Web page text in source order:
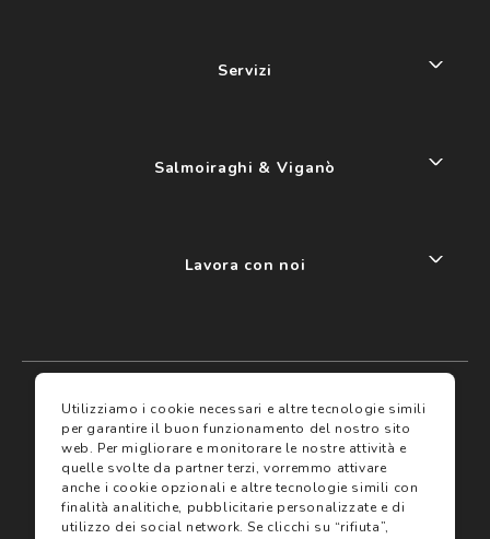
I miei preferiti
Assicurazioni
Servizi
Servizi
Salmoiraghi & Viganò
Lavora con noi
Termini e condizioni
Termini di vendita
Utilizziamo i cookie necessari e altre tecnologie simili
per garantire il buon funzionamento del nostro sito
web. Per migliorare e monitorare le nostre attività e
quelle svolte da partner terzi, vorremmo attivare
anche i cookie opzionali e altre tecnologie simili con
finalità analitiche, pubblicitarie personalizzate e di
utilizzo dei social network. Se clicchi su “rifiuta”,